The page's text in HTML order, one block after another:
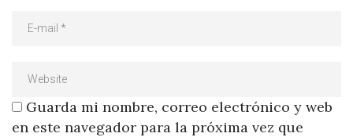
Guarda mi nombre, correo electrónico y web
en este navegador para la próxima vez que